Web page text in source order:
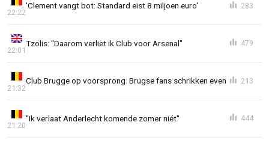
'Clement vangt bot: Standard eist 8 miljoen euro'
22:22
283
Tzolis: "Daarom verliet ik Club voor Arsenal"
22:01
479
Club Brugge op voorsprong: Brugse fans schrikken even
21:32
213
"Ik verlaat Anderlecht komende zomer niét"
21:20
444